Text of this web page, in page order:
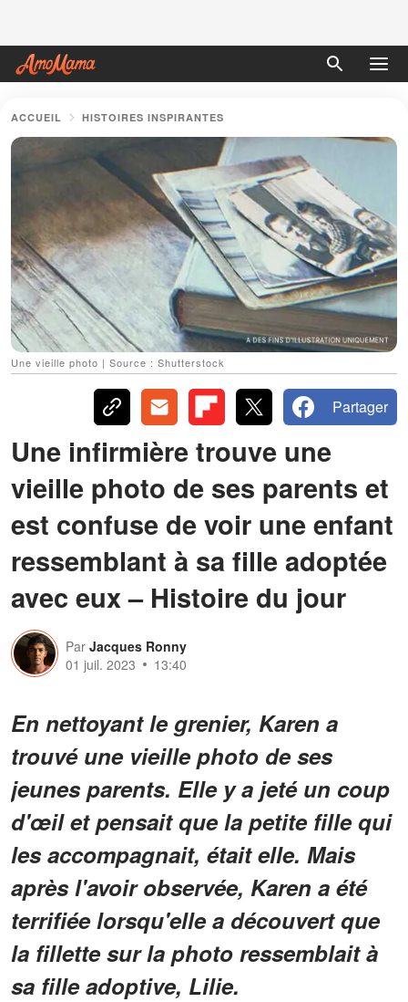
ACCUEIL HISTOIRES INSPIRANTES
Une vieille photo | Source : Shutterstock
Partager
Une infirmière trouve une
vieille photo de ses parents et
est confuse de voir une enfant
ressemblant à sa fille adoptée
avec eux – Histoire du jour
Par Jacques Ronny
01 juil. 2023
13:40
En nettoyant le grenier, Karen a
trouvé une vieille photo de ses
jeunes parents. Elle y a jeté un coup
d'œil et pensait que la petite fille qui
les accompagnait, était elle. Mais
après l'avoir observée, Karen a été
terrifiée lorsqu'elle a découvert que
la fillette sur la photo ressemblait à
sa fille adoptive, Lilie.